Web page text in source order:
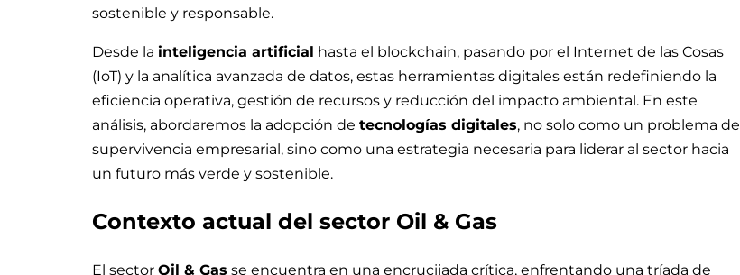
sostenible y responsable.
Desde la inteligencia artificial hasta el blockchain, pasando por el Internet de las Cosas
(IoT) y la analítica avanzada de datos, estas herramientas digitales están redefiniendo la
eficiencia operativa, gestión de recursos y reducción del impacto ambiental. En este
análisis, abordaremos la adopción de tecnologías digitales, no solo como un problema de
supervivencia empresarial, sino como una estrategia necesaria para liderar al sector hacia
un futuro más verde y sostenible.
Contexto actual del sector Oil & Gas
El sector Oil & Gas se encuentra en una encrucijada crítica, enfrentando una tríada de